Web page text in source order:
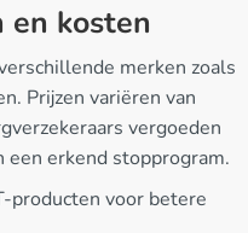
en kosten
merken zoals
Prijzen variëren van
vergoeden
een erkend stopprogram.
producten voor betere